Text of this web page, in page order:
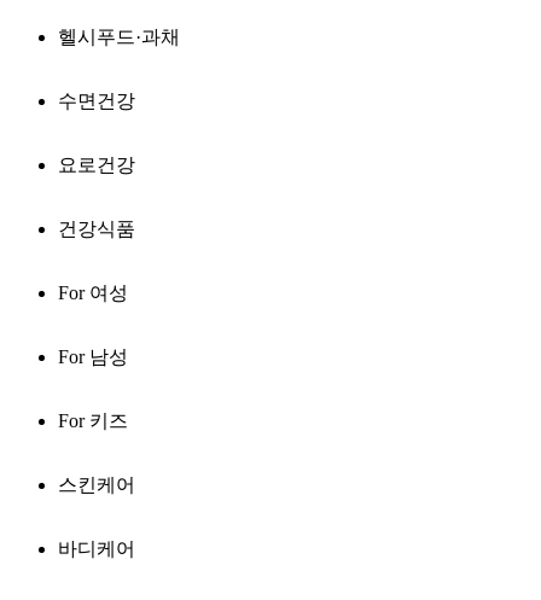
헬시푸드·과채
수면건강
요로건강
건강식품
For 여성
For 남성
For 키즈
스킨케어
바디케어